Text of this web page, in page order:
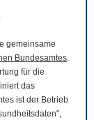
gemeinsame
Bundesamtes.
für die
das
ist der Betrieb